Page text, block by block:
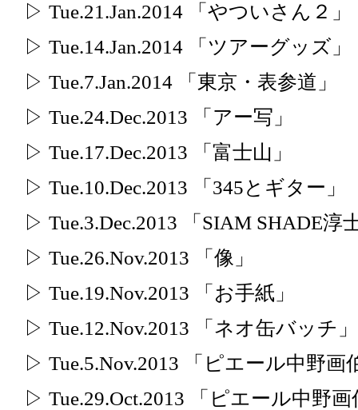
▷ Tue.21.Jan.2014 「やついさん２」
▷ Tue.14.Jan.2014 「ツアーグッズ」
▷ Tue.7.Jan.2014 「東京・表参道」
▷ Tue.24.Dec.2013 「アー写」
▷ Tue.17.Dec.2013 「富士山」
▷ Tue.10.Dec.2013 「345とギター」
▷ Tue.3.Dec.2013 「SIAM SHADE淳
▷ Tue.26.Nov.2013 「像」
▷ Tue.19.Nov.2013 「お手紙」
▷ Tue.12.Nov.2013 「ネオ缶バッチ」
▷ Tue.5.Nov.2013 「ピエール中野画
▷ Tue.29.Oct.2013 「ピエール中野